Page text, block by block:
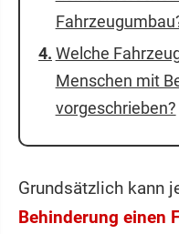
Welche
Menschen mit
vorgeschrieben?
Grundsätzlich kann
Behinderung einen